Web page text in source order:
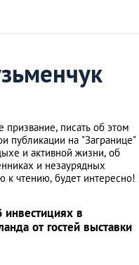
писать об этом
публикации на "Загранице"
и активной жизни, об
и незаурядных
к чтению, будет интересно!
в
от гостей выставки